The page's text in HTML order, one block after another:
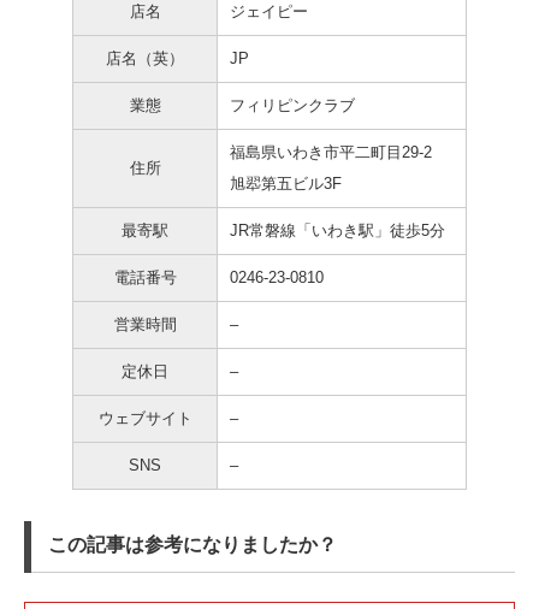
店名 ジェイピー
店名（英） JP
業態 フィリピンクラブ
住所
福島県いわき市平二町目29-2
旭翆第五ビル3F
最寄駅 JR常磐線「いわき駅」徒歩5分
電話番号 0246-23-0810
営業時間 –
定休日 –
ウェブサイト –
SNS –
この記事は参考になりましたか？